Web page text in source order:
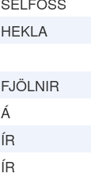
HEKLA
FJÖLNIR
Á
ÍR
ÍR